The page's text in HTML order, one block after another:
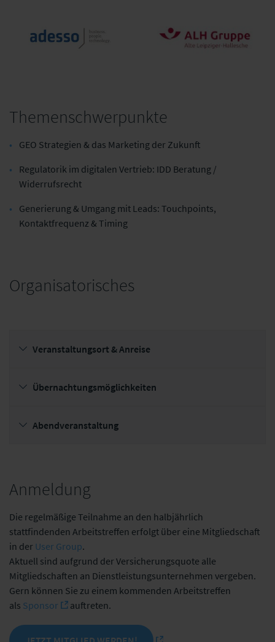
Lebensversicherung a.G.
Themenschwerpunkte
GEO Strategien & das Marketing der Zukunft
Regulatorik im digitalen Vertrieb: IDD Beratung /
Widerrufsrecht
Generierung & Umgang mit Leads: Touchpoints,
Kontaktfrequenz & Timing
Organisatorisches
Veranstaltungsort & Anreise
Übernachtungsmöglichkeiten
Abendveranstaltung
Anmeldung
Die regelmäßige Teilnahme an den halbjährlich
stattfindenden Arbeitstreffen erfolgt über eine Mitgliedschaft
in der User Group.
Aktuell sind aufgrund der Versicherungsquote alle
Mitgliedschaften an Dienstleistungsunternehmen vergeben.
Gern können Sie zu einem kommenden Arbeitstreffen
als Sponsor auftreten.